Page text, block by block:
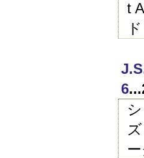
t
6